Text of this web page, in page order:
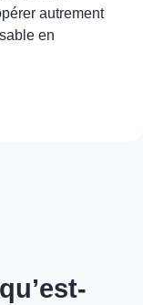
autrement
en